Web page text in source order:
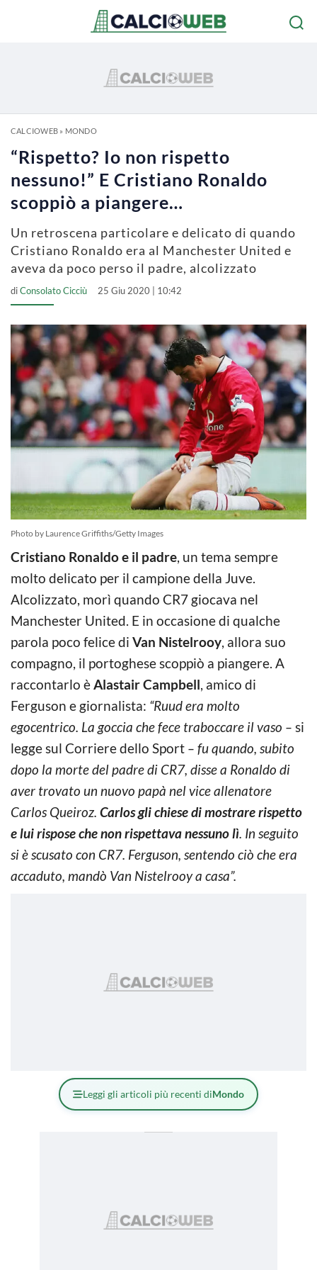
CALCIOWEB» MONDO
“Rispetto? Io non rispetto
nessuno!” E Cristiano Ronaldo
scoppiò a piangere…
Un retroscena particolare e delicato di quando
Cristiano Ronaldo era al Manchester United e
aveva da poco perso il padre, alcolizzato
diConsolato Cicciù 25 Giu 2020 | 10:42
Photo by Laurence Griffiths/Getty Images
Cristiano Ronaldo e il padre, un tema sempre
molto delicato per il campione della Juve.
Alcolizzato, morì quando CR7 giocava nel
Manchester United. E in occasione di qualche
parola poco felice di Van Nistelrooy, allora suo
compagno, il portoghese scoppiò a piangere. A
raccontarlo èAlastair Campbell, amico di
Ferguson e giornalista: “Ruud era molto
egocentrico. La goccia che fece traboccare il vaso – si
legge sul Corriere dello Sport – fu quando, subito
dopo la morte del padre di CR7, disse a Ronaldo di
aver trovato un nuovo papà nel vice allenatore
Carlos Queiroz. Carlos gli chiese di mostrare rispetto
e lui rispose che non rispettava nessuno lì. In seguito
si è scusato con CR7. Ferguson, sentendo ciò che era
accaduto, mandò Van Nistelrooy a casa”.
Leggi gli articoli più recenti diMondo